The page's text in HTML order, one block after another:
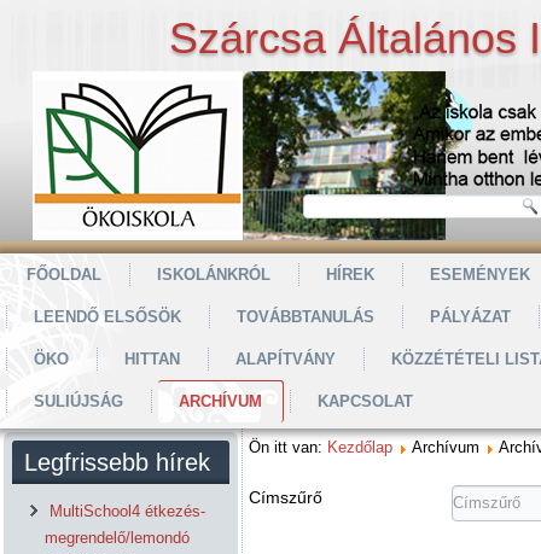
Szárcsa Általános
FŐOLDAL ISKOLÁNKRÓL HÍREK ESEMÉNYEK
LEENDŐ ELSŐSÖK TOVÁBBTANULÁS PÁLYÁZAT
ÖKO HITTAN ALAPÍTVÁNY KÖZZÉTÉTELI
SULIÚJSÁG ARCHÍVUM KAPCSOLAT
Legfrissebb hírek
MultiSchool4 étkezés-
megrendelő/lemondó
Ön itt van: Kezdőlap Archívum
Címszűrő